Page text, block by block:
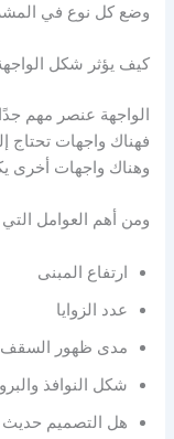
وضع كل نوع في
كيف يؤثر شكل
الواجهة عنصر مهم
فهناك واجهات
وهناك واجهات أخرى
ومن أهم العوامل
ارتفاع المبنى
عدد الزوايا
مدى ظهور السقف
شكل النوافذ
هل التصميم حديث